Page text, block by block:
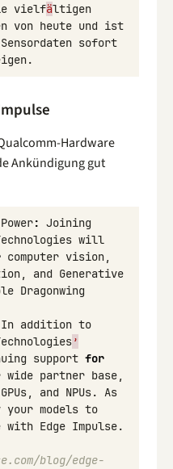
vielfältigen
von heute und ist
Sensordaten sofort
.
Hardware
Ankündigung gut
Power: Joining
will
computer vision,
, and Generative
Dragonwing
In addition to
’
support for
wide partner base,
GPUs, and NPUs. As
your models to
with Edge Impulse.
blog/edge-